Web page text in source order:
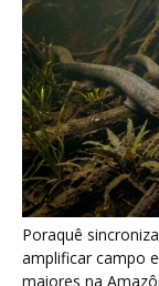
Seriema combina
contra rochas
cerrado